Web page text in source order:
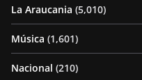
La Araucania (5,010)
Música (1,601)
Nacional (210)